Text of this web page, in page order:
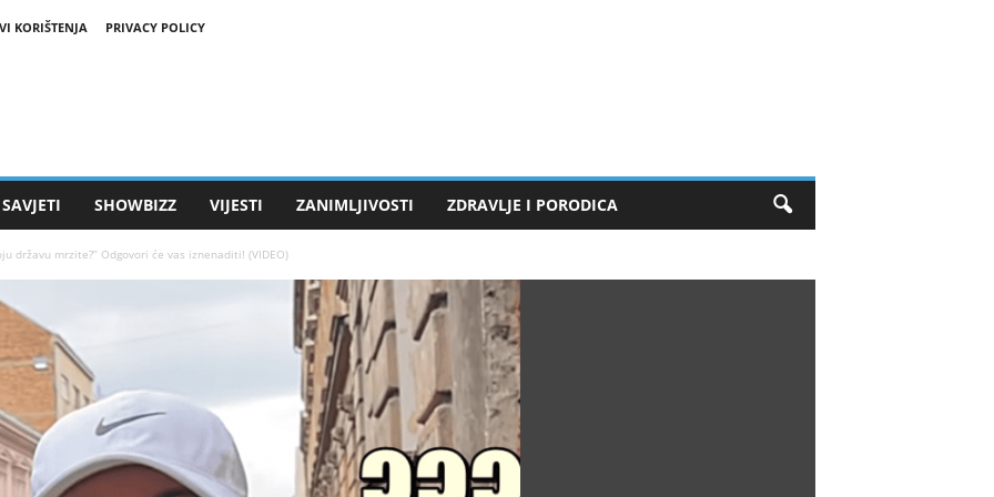
KORIŠTENJA
PRIVACY POLICY
SAVJETI SHOWBIZZ VIJESTI ZANIMLJIVOSTI ZDRAVLJE I PORODICA
državu mrzite?” Odgovori će vas iznenaditi! (VIDEO)